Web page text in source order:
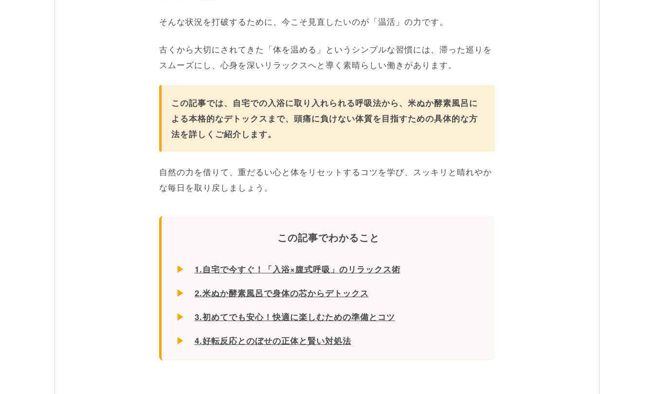
そんな状況を打破するために、今こそ見直したいのが「温活」の力です。
古くから大切にされてきた「体を温める」というシンプルな習慣には、滞った巡りを
スムーズにし、心身を深いリラックスへと導く素晴らしい働きがあります。
この記事では、自宅での入浴に取り入れられる呼吸法から、米ぬか酵素風呂に
よる本格的なデトックスまで、頭痛に負けない体質を目指すための具体的な方
法を詳しくご紹介します。
自然の力を借りて、重だるい心と体をリセットするコツを学び、スッキリと晴れやか
な毎日を取り戻しましょう。
この記事でわかること
▶ 1.自宅で今すぐ！「入浴×腹式呼吸」のリラックス術
▶ 2.米ぬか酵素風呂で身体の芯からデトックス
▶ 3.初めてでも安心！快適に楽しむための準備とコツ
▶ 4.好転反応とのぼせの正体と賢い対処法